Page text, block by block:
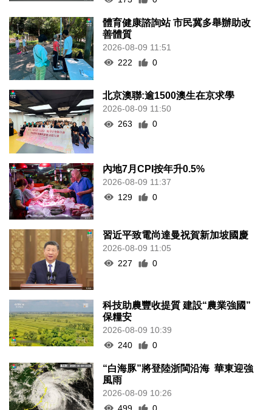
體育健康諮詢站 市民冀多舉辦助改
善體質
2026-08-09 11:51
222
0
北京澳聯:逾1500澳生在京求學
2026-08-09 11:50
263
0
內地7月CPI按年升0.5%
2026-08-09 11:37
129
0
習近平致電尚達曼祝賀新加坡國慶
2026-08-09 11:05
227
0
科技助農豐收提質 建設“農業強國”
保糧安
2026-08-09 10:39
240
0
“白海豚”將登陸浙閩沿海 華東迎強
風雨
2026-08-09 10:26